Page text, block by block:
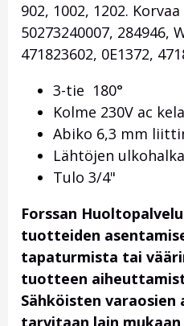
902, 1002, 1202.
50273240007, 284946,
471823602, 0E1372,
3-tie 180°
Kolme 230V ac
Abiko 6,3 mm
Lähtöjen
Tulo 3/4"
Forssan
tuotteiden
tapaturmista tai
tuotteen
Sähköisten varaosien
tarvitaan lain